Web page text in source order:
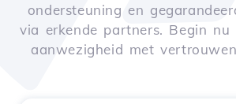
ondersteuning en
via erkende partners. Begin
aanwezigheid met